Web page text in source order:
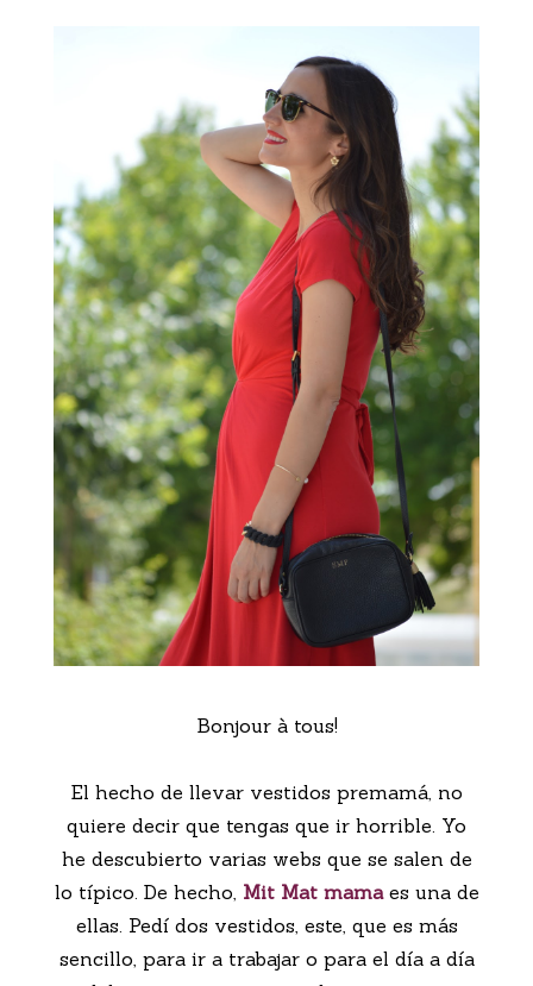
Bonjour à tous!
El hecho de llevar vestidos premamá, no
quiere decir que tengas que ir horrible. Yo
he descubierto varias webs que se salen de
lo típico. De hecho, Mit Mat mamaes una de
ellas. Pedí dos vestidos, este, que es más
sencillo, para ir a trabajar o para el día a día